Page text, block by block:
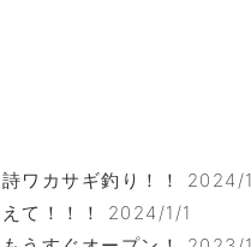
ワカサギ釣り！！
2024/
て！！！
2024/1/1